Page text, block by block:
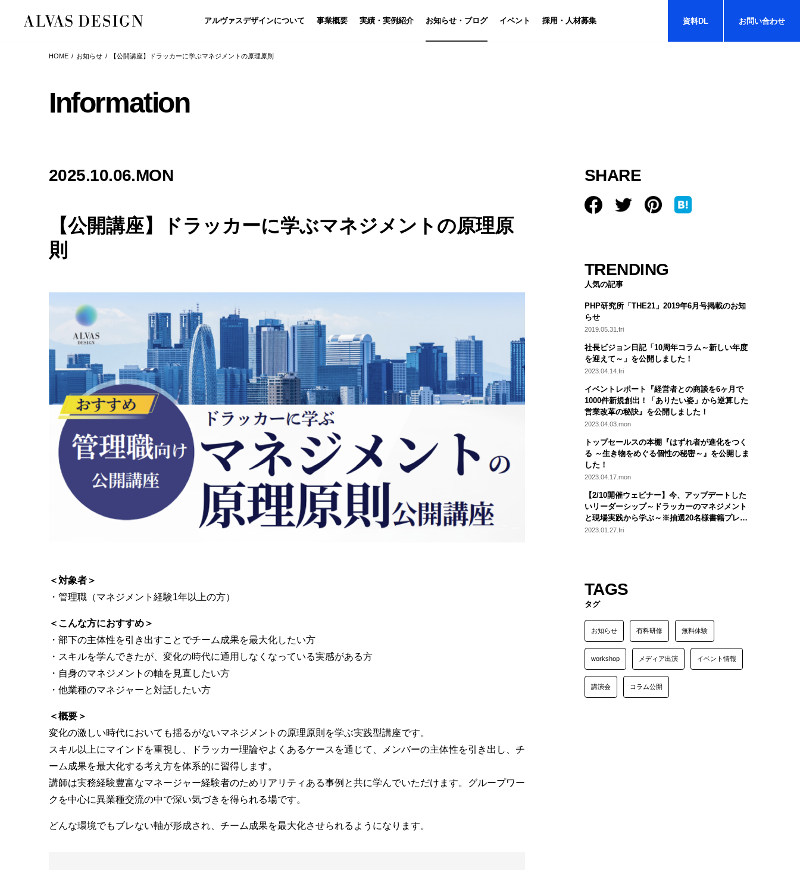
アルヴァスデザインについて 事業概要 実績・実例紹介 お知らせ・ブログ イベント 採用・人材募集 資料DL お問い合わせ
HOME お知らせ 【公開講座】ドラッカーに学ぶマネジメントの原理原則
Information
2025.10.06.MON
【公開講座】ドラッカーに学ぶマネジメントの原理原
則
＜対象者＞
・管理職（マネジメント経験1年以上の方）
＜こんな方におすすめ＞
・部下の主体性を引き出すことでチーム成果を最大化したい方
・スキルを学んできたが、変化の時代に通用しなくなっている実感がある方
・自身のマネジメントの軸を見直したい方
・他業種のマネジャーと対話したい方
＜概要＞
変化の激しい時代においても揺るがないマネジメントの原理原則を学ぶ実践型講座です。
スキル以上にマインドを重視し、ドラッカー理論やよくあるケースを通じて、メンバーの主体性を引き出し、チ
ーム成果を最大化する考え方を体系的に習得します。
講師は実務経験豊富なマネージャー経験者のためリアリティある事例と共に学んでいただけます。グループワー
クを中心に異業種交流の中で深い気づきを得られる場です。
どんな環境でもブレない軸が形成され、チーム成果を最大化させられるようになります。
SHARE
TRENDING
人気の記事
PHP研究所「THE21」2019年6月号掲載のお知
らせ
2019.05.31.fri
社長ビジョン日記「10周年コラム～新しい年度
を迎えて～」を公開しました！
2023.04.14.fri
イベントレポート『経営者との商談を6ヶ月で
1000件新規創出！「ありたい姿」から逆算した
営業改革の秘訣』を公開しました！
2023.04.03.mon
トップセールスの本棚『はずれ者が進化をつく
る ～生き物をめぐる個性の秘密～』を公開しま
した！
2023.04.17.mon
【2/10開催ウェビナー】今、アップデートした
いリーダーシップ～ドラッカーのマネジメント
と現場実践から学ぶ～※抽選20名様書籍プレゼ
ント付
2023.01.27.fri
TAGS
タグ
お知らせ 有料研修 無料体験
workshop メディア出演 イベント情報
講演会 コラム公開